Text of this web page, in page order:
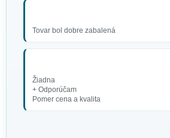
Tovar bol dobre zabalená
Žiadna
+ Odporúčam
Pomer cena a kvalita